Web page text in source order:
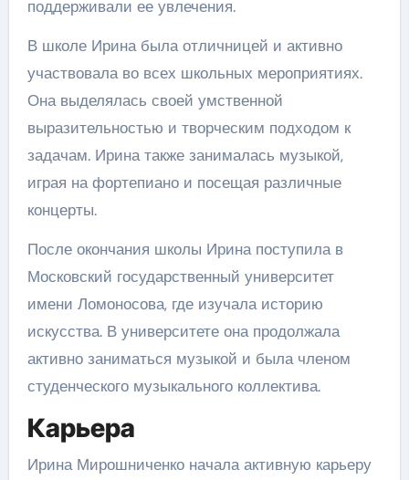
поддерживали ее увлечения.
В школе Ирина была отличницей и активно
участвовала во всех школьных мероприятиях.
Она выделялась своей умственной
выразительностью и творческим подходом к
задачам. Ирина также занималась музыкой,
играя на фортепиано и посещая различные
концерты.
После окончания школы Ирина поступила в
Московский государственный университет
имени Ломоносова, где изучала историю
искусства. В университете она продолжала
активно заниматься музыкой и была членом
студенческого музыкального коллектива.
Карьера
Ирина Мирошниченко начала активную карьеру